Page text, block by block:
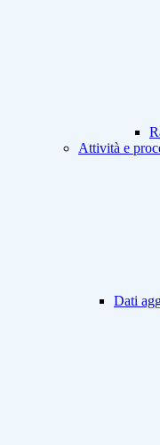
Attività e
Dati